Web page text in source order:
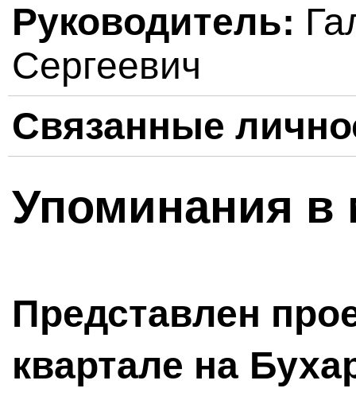
Руководитель:
Сергеевич
Связанные
Упоминания в
Представлен
квартале на